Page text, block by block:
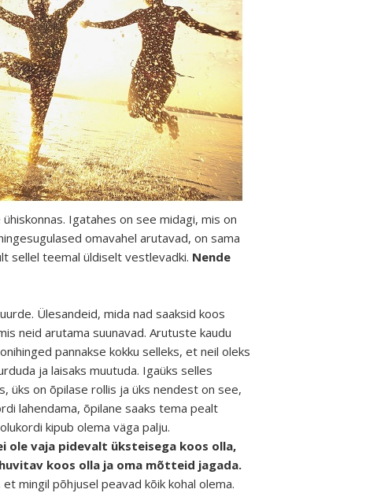
Igatahes on see midagi, mis on
omavahel arutavad, on sama
sellel teemal üldiselt vestlevadki. Nende
Ülesandeid, mida nad saaksid koos
neid arutama suunavad. Arutuste kaudu
pannakse kokku selleks, et neil oleks
ja laisaks muutuda. Igaüks selles
üks on õpilase rollis ja üks nendest on see,
lahendama, õpilane saaks tema pealt
kipub olema väga palju.
ole vaja pidevalt üksteisega koos olla,
koos olla ja oma mõtteid jagada.
mingil põhjusel peavad kõik kohal olema.